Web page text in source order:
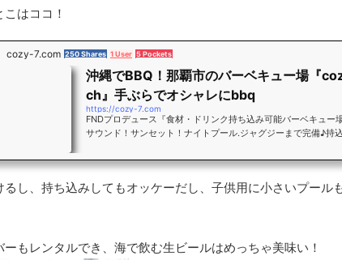
はココ！
cozy-7.com 250 Shares 1 User 5 Pockets
沖縄でBBQ！那覇市のバーベキュー場『
ch』手ぶらでオシャレにbbq
https://cozy-7.com
FNDプロデュース『食材・ドリンク持ち込み可能バーベキュー
サウンド！サンセット！ナイトプール.ジャグジーまで完備♪持
の上ビーチからすぐ近く!食材・ドリンクの持ち込みもオッケー
るし、持ち込みしてもオッケーだし、子供用に小さいプール
ーもレンタルでき、海で飲む生ビールはめっちゃ美味い！